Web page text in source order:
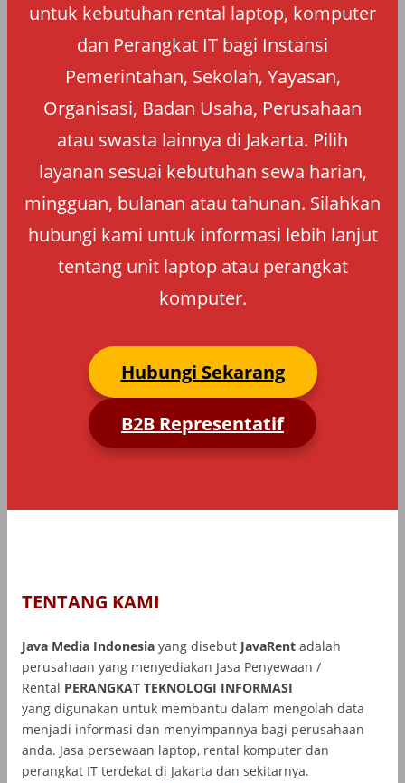
untuk kebutuhan rental laptop, komputer
dan Perangkat IT bagi Instansi
Pemerintahan, Sekolah, Yayasan,
Organisasi, Badan Usaha, Perusahaan
atau swasta lainnya di Jakarta. Pilih
layanan sesuai kebutuhan sewa harian,
mingguan, bulanan atau tahunan. Silahkan
hubungi kami untuk informasi lebih lanjut
tentang unit laptop atau perangkat
komputer.
Hubungi Sekarang
B2B Representatif
TENTANG KAMI
Java Media Indonesia yang disebut JavaRent adalah
perusahaan yang menyediakan Jasa Penyewaan /
Rental PERANGKAT TEKNOLOGI INFORMASI
yang digunakan untuk membantu dalam mengolah data
menjadi informasi dan menyimpannya bagi perusahaan
anda. Jasa persewaan laptop, rental komputer dan
perangkat IT terdekat di Jakarta dan sekitarnya.